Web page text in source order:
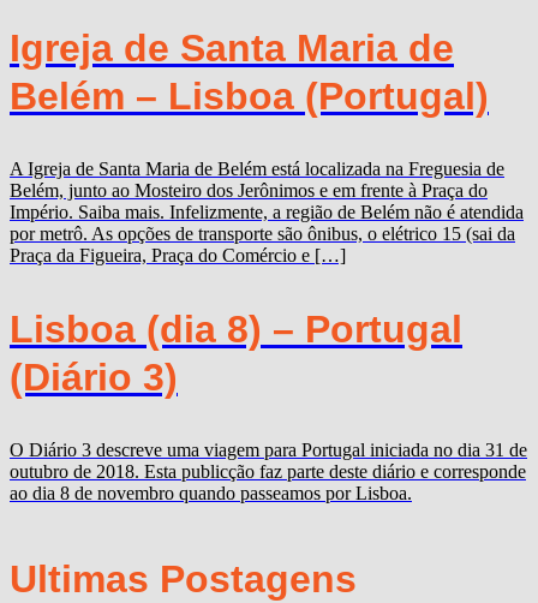
Igreja de Santa Maria de
Belém – Lisboa (Portugal)
A Igreja de Santa Maria de Belém está localizada na Freguesia de
Belém, junto ao Mosteiro dos Jerônimos e em frente à Praça do
Império. Saiba mais. Infelizmente, a região de Belém não é atendida
por metrô. As opções de transporte são ônibus, o elétrico 15 (sai da
Praça da Figueira, Praça do Comércio e […]
Lisboa (dia 8) – Portugal
(Diário 3)
O Diário 3 descreve uma viagem para Portugal iniciada no dia 31 de
outubro de 2018. Esta publicção faz parte deste diário e corresponde
ao dia 8 de novembro quando passeamos por Lisboa.
Ultimas Postagens